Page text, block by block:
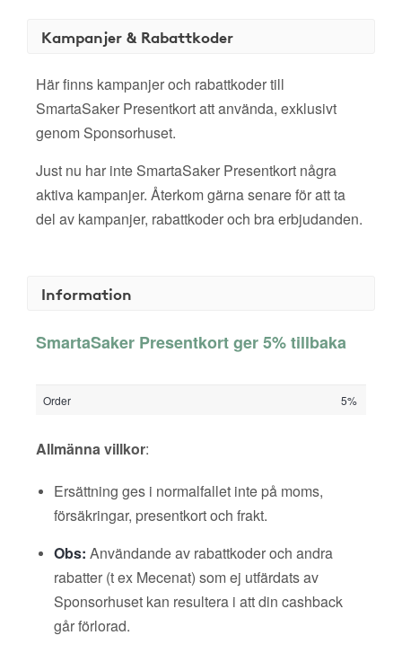
Kampanjer & Rabattkoder
Här finns kampanjer och rabattkoder till
SmartaSaker Presentkort att använda, exklusivt
genom Sponsorhuset.
Just nu har inte SmartaSaker Presentkort några
aktiva kampanjer. Återkom gärna senare för att ta
del av kampanjer, rabattkoder och bra erbjudanden.
Information
SmartaSaker Presentkort ger 5% tillbaka
Order 5%
Allmänna villkor:
Ersättning ges i normalfallet inte på moms,
försäkringar, presentkort och frakt.
Obs: Användande av rabattkoder och andra
rabatter (t ex Mecenat) som ej utfärdats av
Sponsorhuset kan resultera i att din cashback
går förlorad.